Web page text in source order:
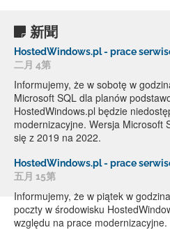
新聞
HostedWindows.pl - prace
二月 4第
Informujemy, że w sobotę w
Microsoft SQL dla planów
HostedWindows.pl będzie
modernizacyjne. Wersja Microsoft
się z 2019 na 2022.
HostedWindows.pl - prace
五月 15第
Informujemy, że w piątek w
poczty w środowisku
względu na prace modernizacyjne.